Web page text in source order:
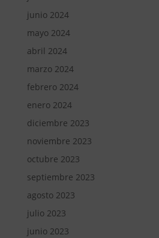
junio 2024
mayo 2024
abril 2024
marzo 2024
febrero 2024
enero 2024
diciembre 2023
noviembre 2023
octubre 2023
septiembre 2023
agosto 2023
julio 2023
junio 2023